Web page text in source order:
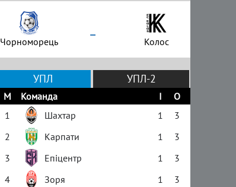
Чорноморець – Колос
УПЛ УПЛ-2
М Команда І
О
1
Шахтар 1
3
2
Карпати 1
3
3
Епіцентр 1
3
4
Зоря 1
3